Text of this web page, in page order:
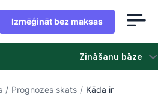
Izmēģināt bez maksas
Zināšanu bāze
/ Prognozes skats / Kāda ir